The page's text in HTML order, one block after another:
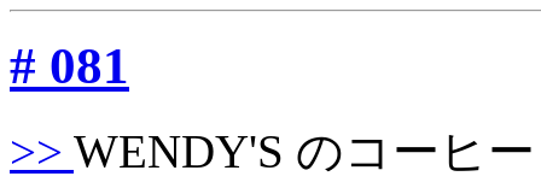
# 081
>> WENDY'S のコーヒ